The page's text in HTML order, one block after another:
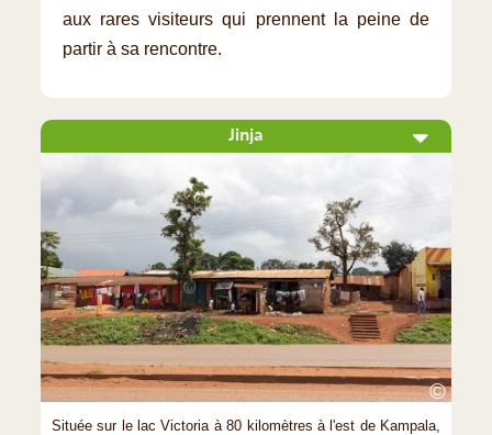
aux rares visiteurs qui prennent la peine de
partir à sa rencontre.
Jinja
©
Située sur le lac Victoria à 80 kilomètres à l'est de Kampala,